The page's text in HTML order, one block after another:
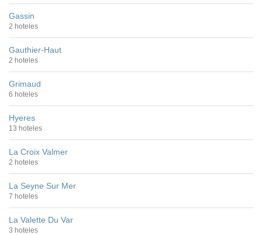
Gassin
2 hoteles
Gauthier-Haut
2 hoteles
Grimaud
6 hoteles
Hyeres
13 hoteles
La Croix Valmer
2 hoteles
La Seyne Sur Mer
7 hoteles
La Valette Du Var
3 hoteles